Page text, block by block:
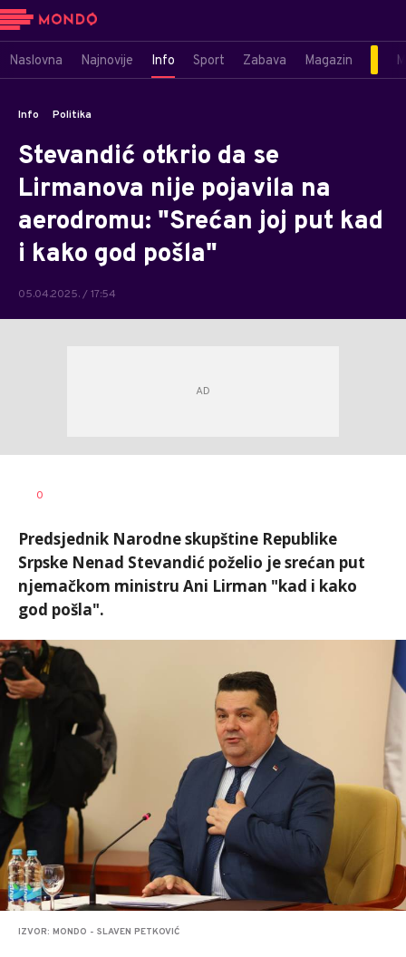
Naslovna Najnovije Info Sport Zabava Magazin
Info Politika
Stevandić otkrio da se
Lirmanova nije pojavila na
aerodromu: "Srećan joj put kad
i kako god pošla"
05.04.2025. / 17:54
AUTOR
0
Predsjednik Narodne skupštine Republike
Srpske Nenad Stevandić poželio je srećan put
njemačkom ministru Ani Lirman "kad i kako
god pošla".
IZVOR: MONDO - SLAVEN PETKOVIĆ